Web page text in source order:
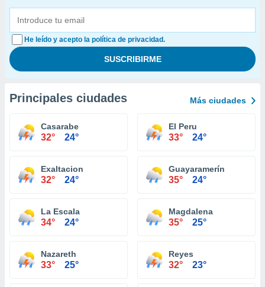
He leído y acepto la política de privacidad.
Principales ciudades Más ciudades
Casarabe
32° 24°
El Peru
33° 24°
Exaltacion
32° 24°
Guayaramerín
35° 24°
La Escala
34° 24°
Magdalena
35° 25°
Nazareth
33° 25°
Reyes
32° 23°